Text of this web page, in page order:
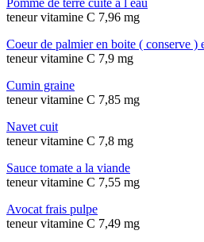
teneur vitamine C 7,96 mg
Coeur de palmier en boite ( conserve )
teneur vitamine C 7,9 mg
Cumin graine
teneur vitamine C 7,85 mg
Navet cuit
teneur vitamine C 7,8 mg
Sauce tomate a la viande
teneur vitamine C 7,55 mg
Avocat frais pulpe
teneur vitamine C 7,49 mg